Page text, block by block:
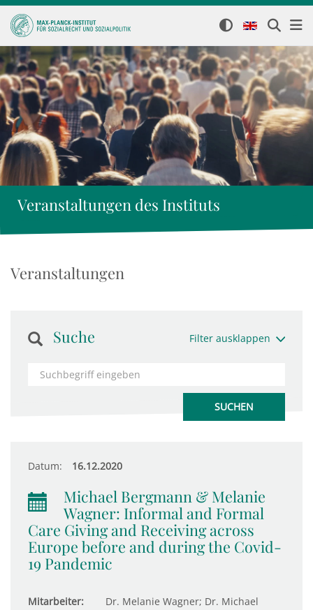
Veranstaltungen des Instituts
Veranstaltungen
Suche Filter ausklappen
Datum: 16.12.2020
Michael Bergmann & Melanie
Wagner: Informal and Formal
Care Giving and Receiving across
Europe before and during the Covid-
19 Pandemic
Mitarbeiter:
Dr. Melanie Wagner; Dr. Michael